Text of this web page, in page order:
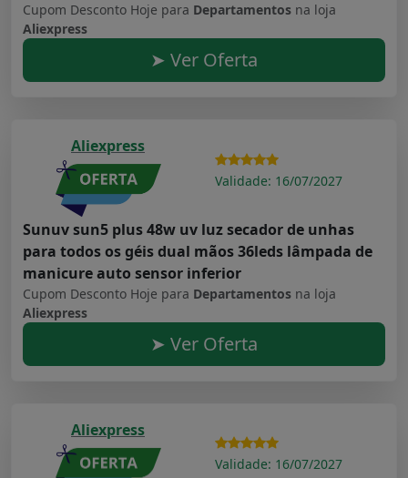
Cupom Desconto Hoje para Departamentos na loja
Aliexpress
➤ Ver Oferta
Aliexpress
Validade: 16/07/2027
Sunuv sun5 plus 48w uv luz secador de unhas
para todos os géis dual mãos 36leds lâmpada de
manicure auto sensor inferior
Cupom Desconto Hoje para Departamentos na loja
Aliexpress
➤ Ver Oferta
Aliexpress
Validade: 16/07/2027